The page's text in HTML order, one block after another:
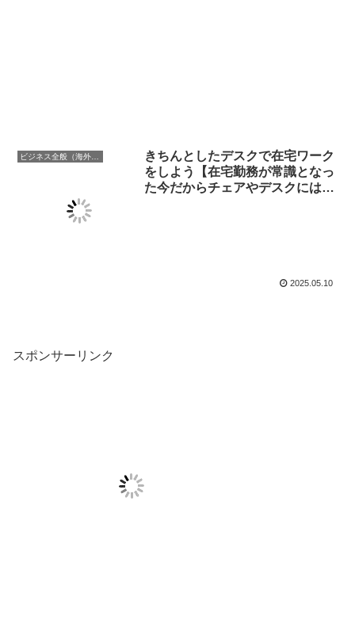
きちんとしたデスクで在宅ワーク
をしよう【在宅勤務が常識となっ
た今だからチェアやデスクにはこ
2025.05.10
スポンサーリンク